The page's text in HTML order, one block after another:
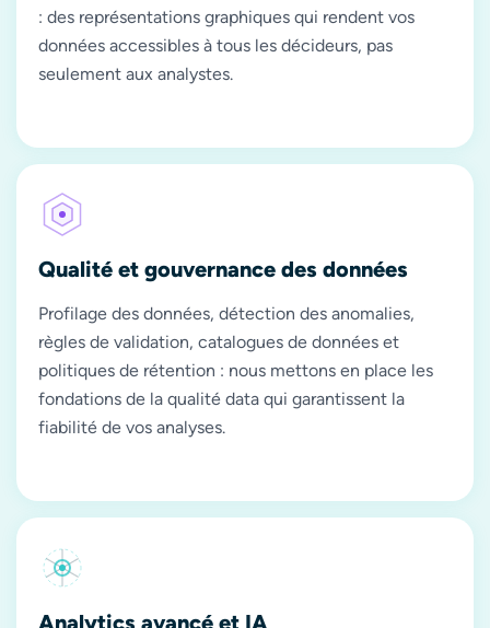
: des représentations graphiques qui rendent vos
données accessibles à tous les décideurs, pas
seulement aux analystes.
Qualité et gouvernance des données
Profilage des données, détection des anomalies,
règles de validation, catalogues de données et
politiques de rétention : nous mettons en place les
fondations de la qualité data qui garantissent la
fiabilité de vos analyses.
Analytics avancé et IA